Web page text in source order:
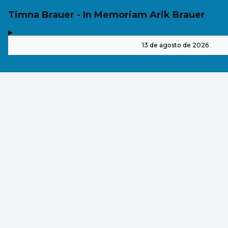
Timna Brauer - In Memoriam Arik Brauer
13 de agosto de 2026